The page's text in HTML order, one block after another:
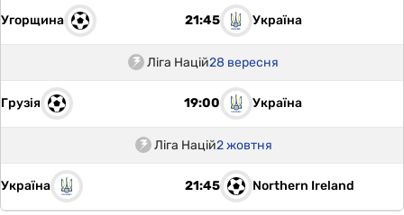
Угорщина 21:45 Україна
Ліга Націй28 вересня
Грузія 19:00 Україна
Ліга Націй2 жовтня
Україна 21:45 Northern Ireland